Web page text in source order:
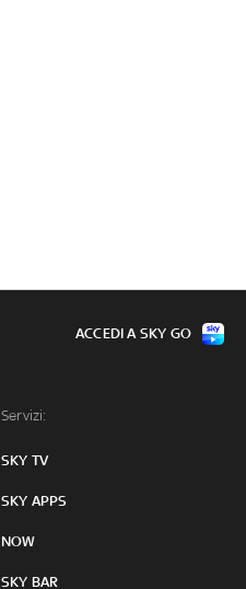
Servizi:
SKY TV
SKY APPS
NOW
SKY BAR
ACCEDI A SKY GO